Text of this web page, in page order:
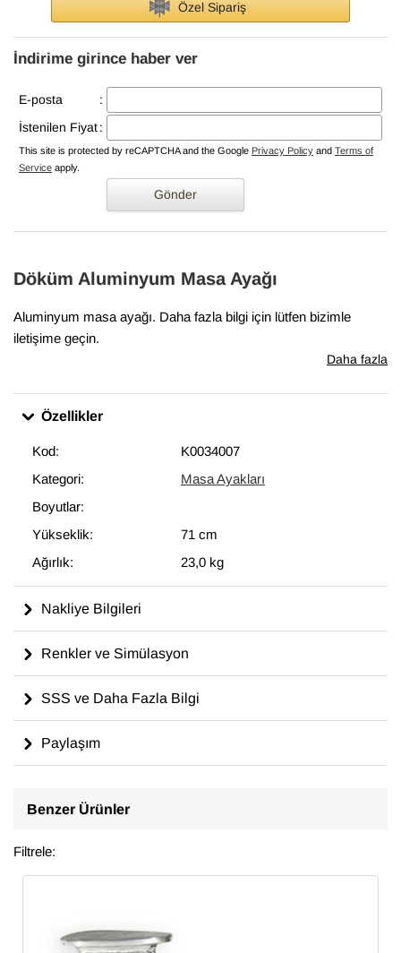
Özel Sipariş
İndirime girince haber ver
E-posta
:
İstenilen Fiyat:
This site is protected by reCAPTCHA and the Google Privacy Policy and Terms of
Service apply.
Gönder
Döküm Aluminyum Masa Ayağı
Aluminyum masa ayağı. Daha fazla bilgi için lütfen bizimle
iletişime geçin.
Daha fazla
Özellikler
Kod:
K0034007
Kategori:
Masa Ayakları
Boyutlar:
Yükseklik:
71 cm
Ağırlık:
23,0 kg
Nakliye Bilgileri
Renkler ve Simülasyon
SSS ve Daha Fazla Bilgi
Paylaşım
Benzer Ürünler
Filtrele: